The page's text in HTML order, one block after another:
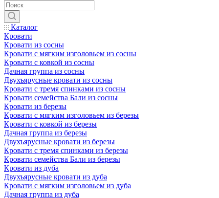
Каталог
Кровати
Кровати из сосны
Кровати с мягким изголовьем из сосны
Кровати с ковкой из сосны
Дачная группа из сосны
Двухъярусные кровати из сосны
Кровати с тремя спинками из сосны
Кровати семейства Бали из сосны
Кровати из березы
Кровати с мягким изголовьем из березы
Кровати с ковкой из березы
Дачная группа из березы
Двухъярусные кровати из березы
Кровати с тремя спинками из березы
Кровати семейства Бали из березы
Кровати из дуба
Двухъярусные кровати из дуба
Кровати с мягким изголовьем из дуба
Дачная группа из дуба